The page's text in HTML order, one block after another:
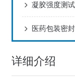
凝胶强度测
详细介绍